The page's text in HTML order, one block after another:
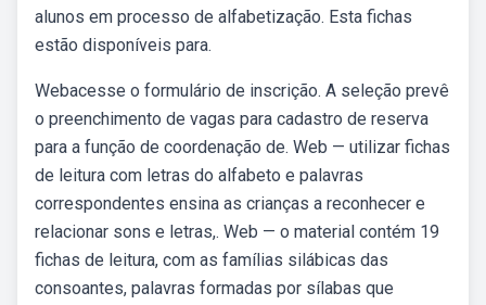
alunos em processo de alfabetização. Esta fichas
estão disponíveis para.
Webacesse o formulário de inscrição. A seleção prevê
o preenchimento de vagas para cadastro de reserva
para a função de coordenação de. Web — utilizar fichas
de leitura com letras do alfabeto e palavras
correspondentes ensina as crianças a reconhecer e
relacionar sons e letras,. Web — o material contém 19
fichas de leitura, com as famílias silábicas das
consoantes, palavras formadas por sílabas que